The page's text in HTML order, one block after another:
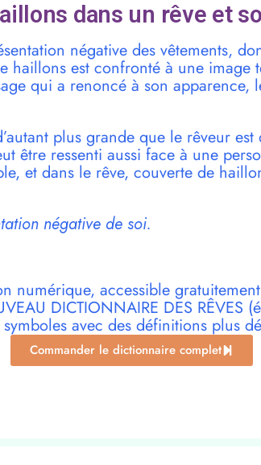
dans un rêve et
négative des vêtements,
haillons est confronté à une image
qui a renoncé à son apparence,
plus grande que le rêveur
être ressenti aussi face à une
et dans le rêve, couverte de
négative de soi.
numérique, accessible
DICTIONNAIRE DES RÊVES
avec des définitions plus
Commander le dictionnaire complet